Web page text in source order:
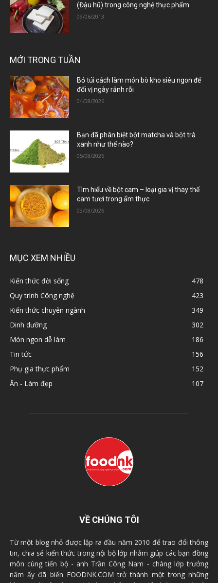
(Đậu hũ) trong công nghệ thực phẩm
09/06/2013
MỚI TRONG TUẦN
Bỏ túi cách làm món bò kho siêu ngon để
đổi vị ngày rảnh rỗi
04/08/2026
Bạn đã phân biệt bột matcha và bột trà
xanh như thế nào?
05/08/2026
Tìm hiểu về bột cam – loại gia vị thay thế
cam tươi trong ẩm thực
03/08/2026
MỤC XEM NHIỀU
Kiến thức đời sống
478
Quy trình Công nghệ
423
Kiến thức chuyên ngành
349
Dinh dưỡng
302
Món ngon dễ làm
186
Tin tức
156
Phụ gia thực phẩm
152
Ăn - Làm đẹp
107
VỀ CHÚNG TÔI
Từ một blog nhỏ được lập ra đầu năm 2010 để trao đổi thông
tin, chia sẻ kiến thức trong nội bộ lớp nhằm giúp các bạn đồng
môn cùng tiến bộ - anh Trần Công Nam - chàng lớp trưởng
năm ấy đã biến FOODNK.COM trở thành một trong những